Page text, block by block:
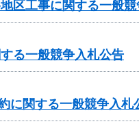
区工事に関する一般
る一般競争入札公告
に関する一般競争入札